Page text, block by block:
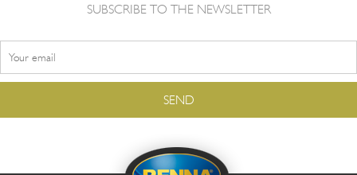
SUBSCRIBE TO THE NEWSLETTER